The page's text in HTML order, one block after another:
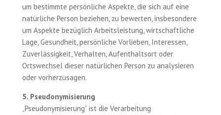
um bestimmte persönliche Aspekte, die sich auf eine
natürliche Person beziehen, zu bewerten, insbesondere
um Aspekte bezüglich Arbeitsleistung, wirtschaftliche
Lage, Gesundheit, persönliche Vorlieben, Interessen,
Zuverlässigkeit, Verhalten, Aufenthaltsort oder
Ortswechsel dieser natürlichen Person zu analysieren
oder vorherzusagen.
5. Pseudonymisierung
„Pseudonymisierung“ ist die Verarbeitung